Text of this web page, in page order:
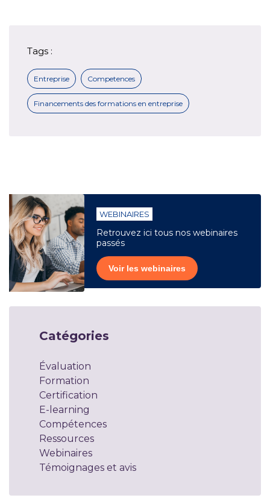
Tags :
Entreprise Competences
Financements des formations en entreprise
WEBINAIRES
Retrouvez ici tous nos webinaires
passés
Voir les webinaires
Catégories
Évaluation
Formation
Certification
E-learning
Compétences
Ressources
Webinaires
Témoignages et avis